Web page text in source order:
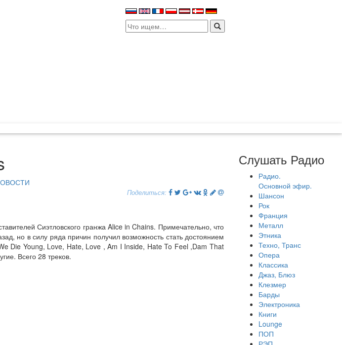
Search
for:
Поделиться:
Сиэтловского гранжа Alice in Chains. Примечательно, что
но в силу ряда причин получил возможность стать достоянием
Die Young, Love, Hate, Love , Am I Inside, Hate To Feel ,Dam That
Всего 28 треков.
Слушать Радио
Радио.
Основной эфир.
Шансон
Рок
Франция
Металл
Этника
Техно, Транс
Опера
Классика
Джаз, Блюз
Клезмер
Барды
Электроника
Книги
Lounge
ПОП